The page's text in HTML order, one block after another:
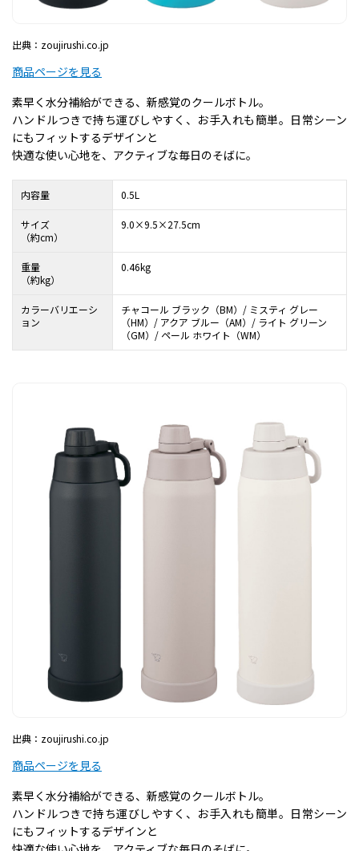
出典：zoujirushi.co.jp
商品ページを見る
素早く水分補給ができる、新感覚のクールボトル。
ハンドルつきで持ち運びしやすく、お手入れも簡単。日常シーン
にもフィットするデザインと
快適な使い心地を、アクティブな毎日のそばに。
内容量 0.5L
サイズ
（約cm）
9.0×9.5×27.5cm
重量
（約kg）
0.46kg
カラーバリエーシ
ョン
チャコール ブラック（BM）/ ミスティ グレー
（HM）/ アクア ブルー（AM）/ ライト グリーン
（GM）/ ペール ホワイト（WM）
出典：zoujirushi.co.jp
商品ページを見る
素早く水分補給ができる、新感覚のクールボトル。
ハンドルつきで持ち運びしやすく、お手入れも簡単。日常シーン
にもフィットするデザインと